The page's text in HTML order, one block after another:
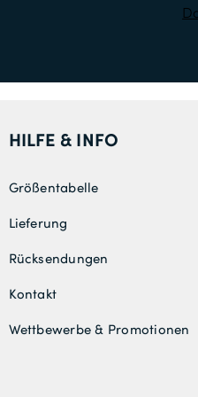
HILFE & INFO
Größentabelle
Lieferung
Rücksendungen
Kontakt
Wettbewerbe & Promotionen